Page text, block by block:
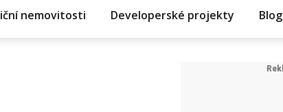
nemovitosti Developerské projekty Blog